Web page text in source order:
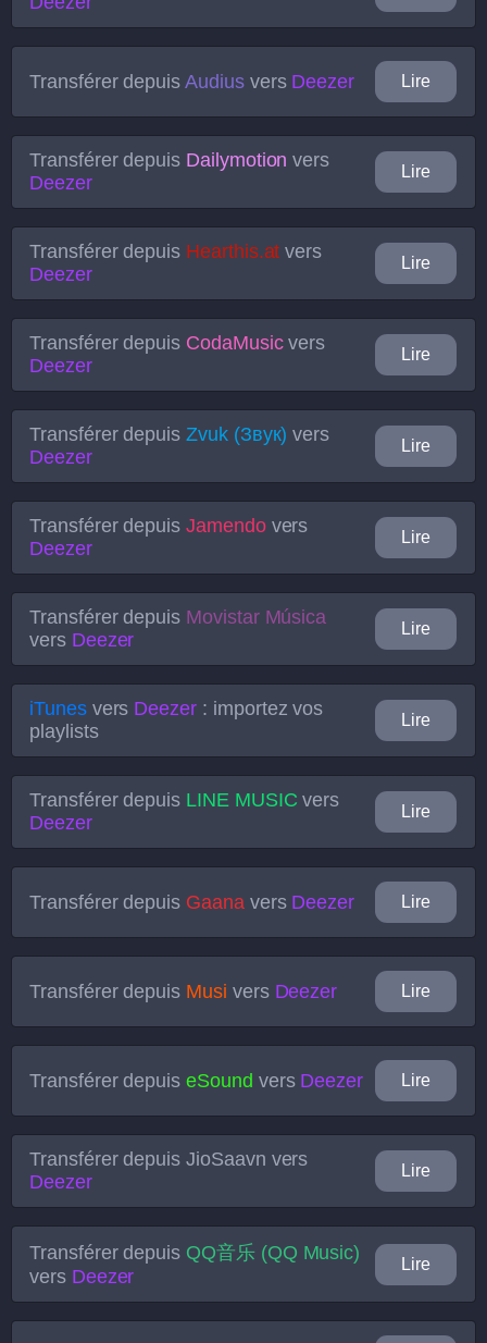
Transférer depuisAudiusvers Deezer Lire
Transférer depuis Dailymotion vers
Deezer
Lire
Transférer depuis Hearthis.at vers
Deezer
Lire
Transférer depuis CodaMusicvers
Deezer
Lire
Transférer depuisZvuk (Звук) vers
Deezer
Lire
Transférer depuisJamendovers
Deezer
Lire
Transférer depuis Movistar Música
vers Deezer
Lire
iTunesvers Deezer : importez vos
playlists
Lire
Transférer depuis LINE MUSIC vers
Deezer
Lire
Transférer depuis Gaana vers Deezer Lire
Transférer depuis Musi vers Deezer Lire
Transférer depuiseSound vers Deezer Lire
Transférer depuisJioSaavn vers
Deezer
Lire
Transférer depuis QQ音乐 (QQ Music)
vers Deezer
Lire